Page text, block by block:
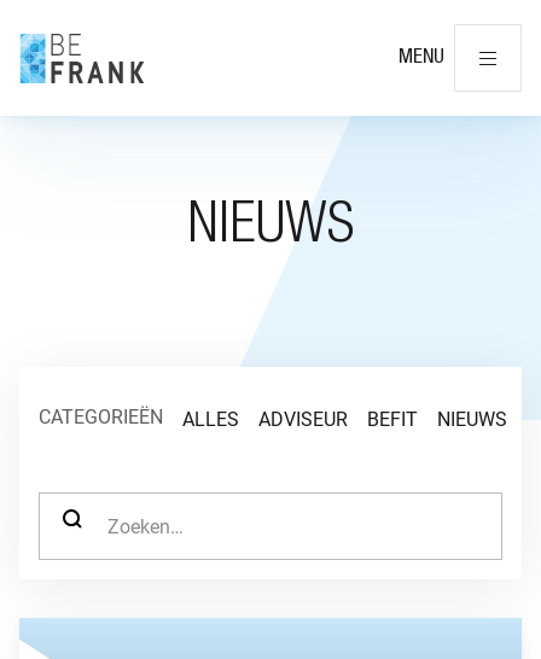
MENU
NIEUWS
CATEGORIEËN ALLES ADVISEUR BEFIT NIEUWS
ZOEK NAAR: